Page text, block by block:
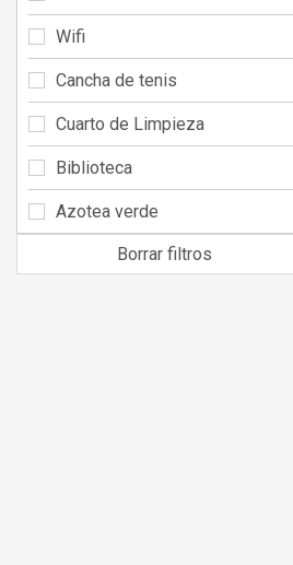
Wifi
Cancha de tenis
Cuarto de Limpieza
Biblioteca
Azotea verde
Borrar filtros